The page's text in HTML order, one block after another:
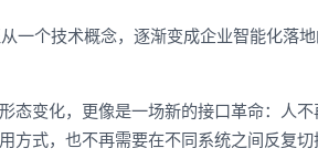
一个技术概念，逐渐变成企业智能化落
态变化，更像是一场新的接口革命：人不
方式，也不再需要在不同系统之间反复切